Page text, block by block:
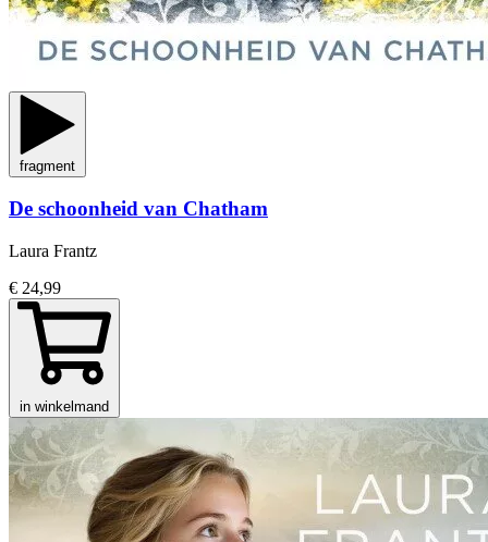
fragment
De schoonheid van Chatham
Laura Frantz
€ 24,99
in winkelmand